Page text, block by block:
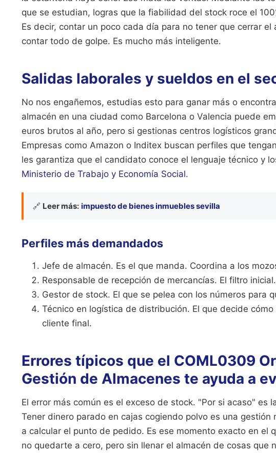
que se estudian, logras que la fiabilidad del stock roce el
Es decir, contar un poco cada día para no tener que cerrar
contar todo de golpe. Es mucho más inteligente.
Salidas laborales y sueldos en el
No nos engañemos, estudias esto para ganar más o
almacén en una ciudad como Barcelona o Valencia puede
euros brutos al año, pero si gestionas centros logísticos
Empresas como Amazon o Inditex buscan perfiles que
les garantiza que el candidato conoce el lenguaje técnico y
Ministerio de Trabajo y Economía Social.
🔗 Leer más: impuesto de bienes inmuebles sevilla
Perfiles más demandados
Jefe de almacén. Es el que manda. Coordina a los
Responsable de recepción de mercancías. El filtro
Gestor de stock. El que se pelea con los números para
Técnico en logística de distribución. El que decide
cliente final.
Errores típicos que el COML0309
Gestión de Almacenes te ayuda a
El error más común es el exceso de stock. "Por si acaso" es
Tener dinero parado en cajas cogiendo polvo es una
a calcular el punto de pedido. Es ese momento exacto en el
no quedarte a cero, pero sin llenar el almacén de cosas que